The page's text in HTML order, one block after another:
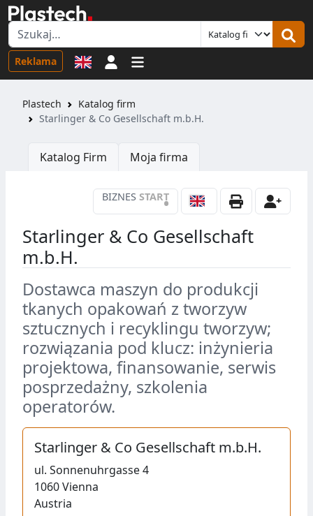
Reklama Logowanie
Plastech
Katalog firm
Starlinger & Co Gesellschaft m.b.H.
Katalog Firm Moja firma
BIZNES START
•
Starlinger & Co Gesellschaft
m.b.H.
Dostawca maszyn do produkcji
tkanych opakowań z tworzyw
sztucznych i recyklingu tworzyw;
rozwiązania pod klucz: inżynieria
projektowa, finansowanie, serwis
posprzedażny, szkolenia
operatorów.
Starlinger & Co Gesellschaft m.b.H.
ul. Sonnenuhrgasse 4
1060Vienna
Austria